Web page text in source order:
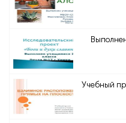
Учебный